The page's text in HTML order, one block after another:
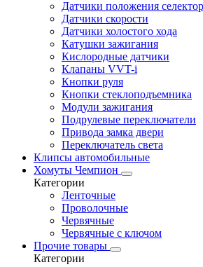
Датчики положения
Датчики скорости
Датчики холостого хода
Катушки зажигания
Кислородные датчики
Клапаны VVT-i
Кнопки руля
Кнопки стеклоподъемника
Модули зажигания
Подрулевые переключатели
Привода замка двери
Переключатель света
Клипсы автомобильные
Хомуты Чемпион
Категории
Ленточные
Проволочные
Червячные
Червячные с ключом
Прочие товары
Категории